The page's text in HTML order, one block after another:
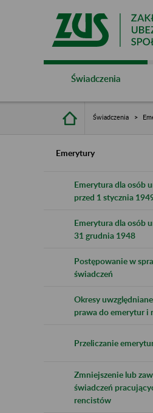
Świadczenia
Świadczenia
Emerytury
Emerytura dla osób
przed 1 stycznia
Emerytura dla osób
31 grudnia 1948
Postępowanie w
świadczeń
Okresy
prawa do emerytur i
Przeliczanie
Zmniejszenie lub
świadczeń
rencistów